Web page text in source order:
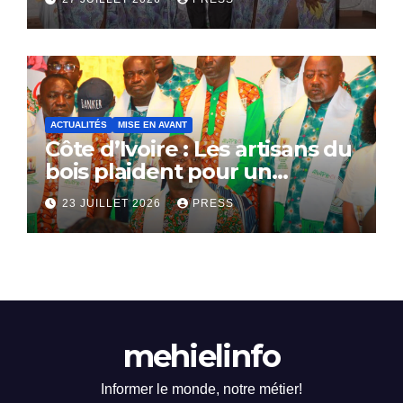
ACTUALITÉS MISE EN AVANT
Côte d’Ivoire : Les artisans du
bois plaident pour un
dialogue national
23 JUILLET 2026 PRESS
mehielinfo
Informer le monde, notre métier!